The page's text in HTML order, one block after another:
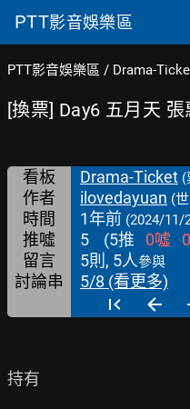
PTT影音娛樂區
PTT影音娛樂區 / Drama-
[換票] Day6 五月天
看板 Drama-Ticket (
作者 ilovedayuan (
時間 1年前 (2024/11/
推噓 5 (5推 0噓 0
留言
5則, 5人參與
討論串 5/8 (看更多)
持有